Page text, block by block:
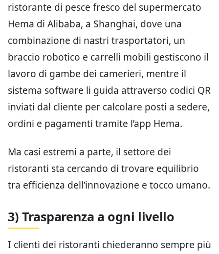
ristorante di pesce fresco del supermercato
Hema di Alibaba, a Shanghai, dove una
combinazione di nastri trasportatori, un
braccio robotico e carrelli mobili gestiscono il
lavoro di gambe dei camerieri, mentre il
sistema software li guida attraverso codici QR
inviati dal cliente per calcolare posti a sedere,
ordini e pagamenti tramite l’app Hema.
Ma casi estremi a parte, il settore dei
ristoranti sta cercando di trovare equilibrio
tra efficienza dell’innovazione e tocco umano.
3) Trasparenza a ogni livello
I clienti dei ristoranti chiederanno sempre più